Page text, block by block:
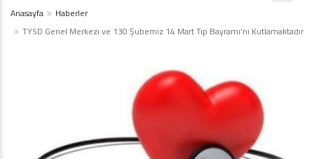
Anasayfa
Haberler
TYSD Genel Merkezi ve 130 Şubemiz 14 Mart Tıp Bayramı’nı Kutlamaktadır